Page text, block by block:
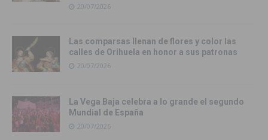
20/07/2026
Las comparsas llenan de flores y color las
calles de Orihuela en honor a sus patronas
20/07/2026
La Vega Baja celebra a lo grande el segundo
Mundial de España
20/07/2026